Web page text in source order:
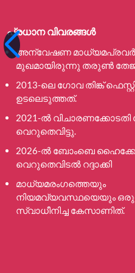
പ്രധാന വിവരങ്ങൾ
അന്വേഷണ
മുഖമായിരുന്നു തരുൺ
2013-ലെ ഗോവ തിങ്ക്
ഉടലെടുത്തത്.
2021-ൽ വിചാരണക്കോടതി
വെറുതെവിട്ടു.
2026-ൽ ബോംബെ
വെറുതെവിടൽ റദ്ദാക്കി
മാധ്യമരംഗത്തെയും
നിയമവ്യവസ്ഥയെയും
സ്വാധീനിച്ച കേസാണിത്.